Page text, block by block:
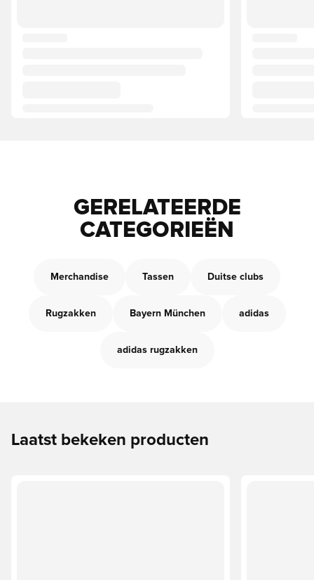
GERELATEERDE
CATEGORIEËN
Merchandise Tassen Duitse clubs
Rugzakken Bayern München adidas
adidas rugzakken
Laatst bekeken producten